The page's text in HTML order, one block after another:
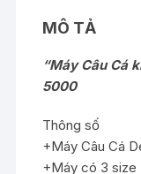
lượng
MÔ TẢ
“Máy Câu Cá
5000
Thông số
+Máy Câu Cá
+Máy có 3 size